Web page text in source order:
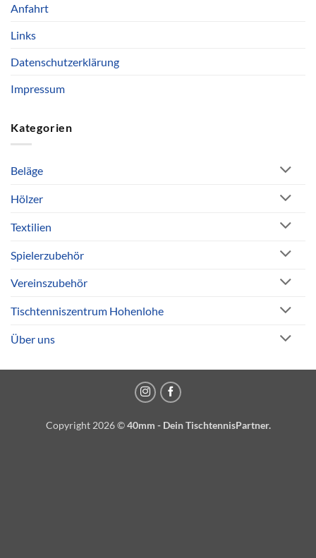
Anfahrt
Links
Datenschutzerklärung
Impressum
Kategorien
Beläge
Hölzer
Textilien
Spielerzubehör
Vereinszubehör
Tischtenniszentrum Hohenlohe
Über uns
Copyright 2026 ©40mm - Dein TischtennisPartner.